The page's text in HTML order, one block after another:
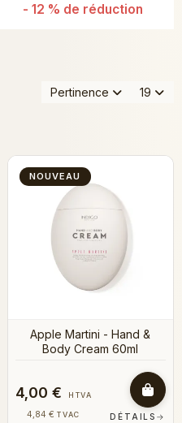
- 12 % de réduction
Pertinence 19
NOUVEAU
Apple Martini - Hand &
Body Cream 60ml
4,00 € HTVA
4,84 € TVAC DÉTAILS →